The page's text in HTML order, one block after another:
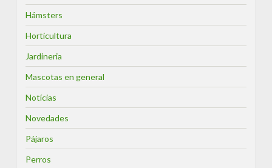
Hámsters
Horticultura
Jardineria
Mascotas en general
Notícias
Novedades
Pájaros
Perros